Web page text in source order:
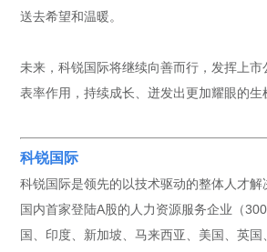
送去希望和温暖。
未来，科锐国际将继续向善而行，发挥上市
表率作用，持续成长、迸发出更加耀眼的生
科锐国际
科锐国际是领先的以技术驱动的整体人才解
国内首家登陆A股的人力资源服务企业（
国、印度、新加坡、马来西亚、美国、英